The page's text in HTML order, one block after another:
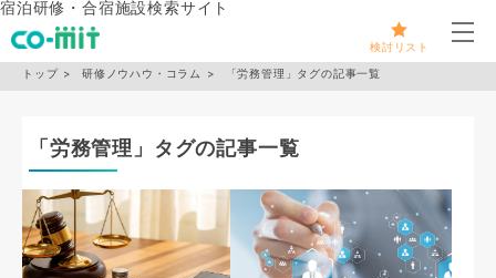
宿泊研修・合宿施設検索サイト
検討リスト
メ
トップ 研修ノウハウ・コラム 「労務管理」タグの記事一覧
「労務管理」タグの記事一覧